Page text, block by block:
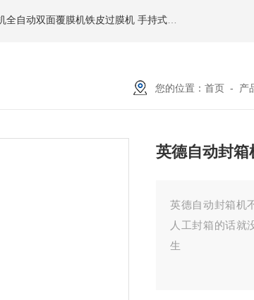
全自动双面覆膜机铁皮过膜机 手持式激光打标机铁牌便携式打码机
您的位置： 首页 - 产
英德自动封
英德自动封箱机
人工封箱的话就
生